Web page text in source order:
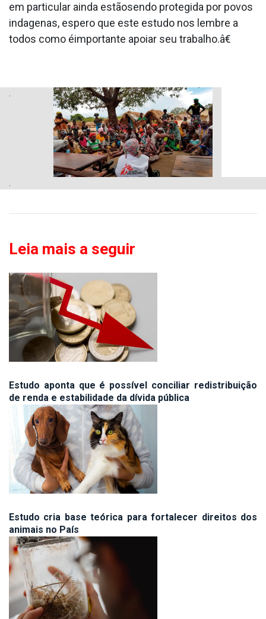
em particular ainda estãosendo protegida por povos
inda­genas, espero que este estudo nos lembre a
todos como éimportante apoiar seu trabalho.â€
.
Leia mais a seguir
Estudo aponta que é possível conciliar redistribuição
de renda e estabilidade da dívida pública
Estudo cria base teórica para fortalecer direitos dos
animais no País